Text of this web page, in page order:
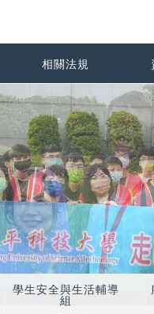
相關法規
學生安全與生活輔導
組